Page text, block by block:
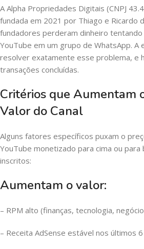
A Alpha Propriedades Digitais (CNPJ
fundada em 2021 por Thiago e Ricardo
fundadores perderam dinheiro tentando
YouTube em um grupo de WhatsApp. A
resolver exatamente esse problema, e
transações concluídas.
Critérios que Aumentam
Valor do Canal
Alguns fatores específicos puxam o
YouTube monetizado para cima ou
inscritos:
Aumentam o valor:
– RPM alto (finanças, tecnologia,
– Receita AdSense estável nos últimos